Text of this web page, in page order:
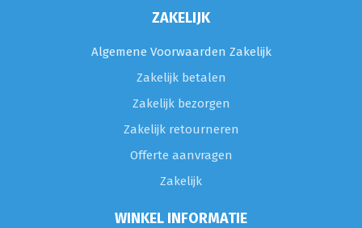
ZAKELIJK
Algemene Voorwaarden Zakelijk
Zakelijk betalen
Zakelijk bezorgen
Zakelijk retourneren
Offerte aanvragen
Zakelijk
WINKEL INFORMATIE